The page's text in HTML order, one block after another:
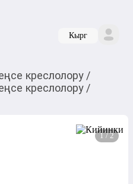
Кырг
креслолору /
креслолору /
1 / 2